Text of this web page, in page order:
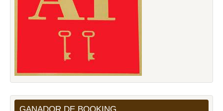
GANADOR DE BOOKING